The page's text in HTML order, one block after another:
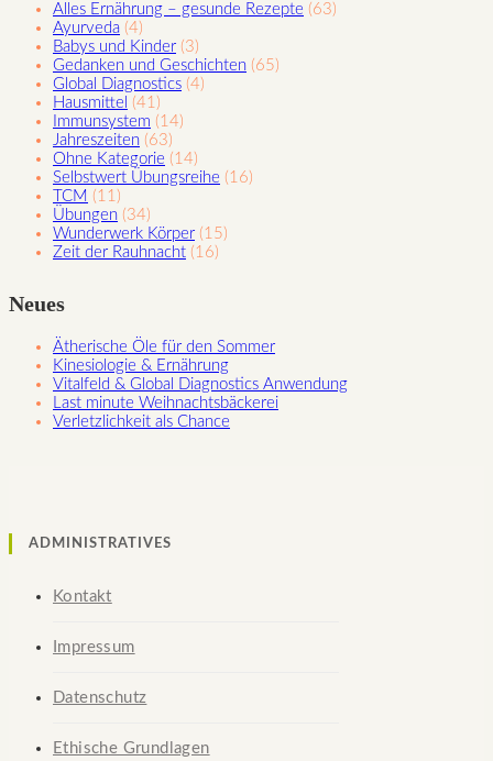
Alles Ernährung – gesunde Rezepte (63)
Ayurveda (4)
Babys und Kinder (3)
Gedanken und Geschichten (65)
Global Diagnostics (4)
Hausmittel (41)
Immunsystem (14)
Jahreszeiten (63)
Ohne Kategorie (14)
Selbstwert Übungsreihe (16)
TCM (11)
Übungen (34)
Wunderwerk Körper (15)
Zeit der Rauhnacht (16)
Neues
Ätherische Öle für den Sommer
Kinesiologie & Ernährung
Vitalfeld & Global Diagnostics Anwendung
Last minute Weihnachtsbäckerei
Verletzlichkeit als Chance
ADMINISTRATIVES
Kontakt
Impressum
Datenschutz
Ethische Grundlagen